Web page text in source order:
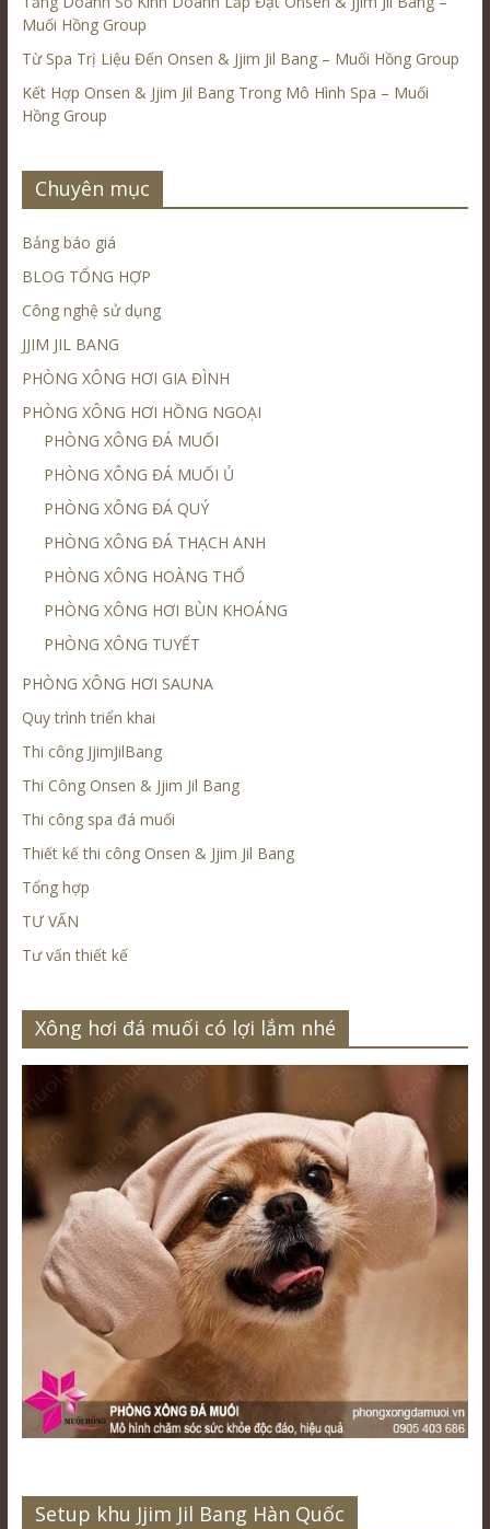
Muối Hồng Group
Từ Spa Trị Liệu Đến Onsen & Jjim Jil Bang – Muối Hồng Group
Kết Hợp Onsen & Jjim Jil Bang Trong Mô Hình Spa – Muối
Hồng Group
Chuyên mục
Bảng báo giá
BLOG TỔNG HỢP
Công nghệ sử dụng
JJIM JIL BANG
PHÒNG XÔNG HƠI GIA ĐÌNH
PHÒNG XÔNG HƠI HỒNG NGOẠI
PHÒNG XÔNG ĐÁ MUỐI
PHÒNG XÔNG ĐÁ MUỐI Ủ
PHÒNG XÔNG ĐÁ QUÝ
PHÒNG XÔNG ĐÁ THẠCH ANH
PHÒNG XÔNG HOÀNG THỔ
PHÒNG XÔNG HƠI BÙN KHOÁNG
PHÒNG XÔNG TUYẾT
PHÒNG XÔNG HƠI SAUNA
Quy trình triển khai
Thi công JjimJilBang
Thi Công Onsen & Jjim Jil Bang
Thi công spa đá muối
Thiết kế thi công Onsen & Jjim Jil Bang
Tổng hợp
TƯ VẤN
Tư vấn thiết kế
Xông hơi đá muối có lợi lắm nhé
Setup khu Jjim Jil Bang Hàn Quốc